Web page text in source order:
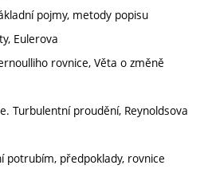
pojmy, metody popisu
Eulerova
rovnice, Věta o změně
Turbulentní proudění, Reynoldsova
potrubím, předpoklady, rovnice